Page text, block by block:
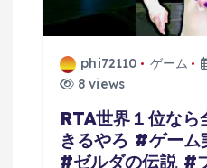
phi72110 ゲーム
8 views
RTA世界１位なら
きるやろ #ゲー
#ゼルダの伝説 #